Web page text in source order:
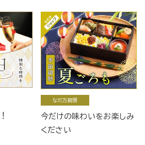
なだ万厨房
今だけの味わいをお楽しみ
ください